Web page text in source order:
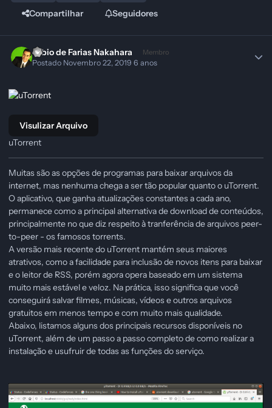
Compartilhar Seguidores
Fabio de Farias Nakahara Membro
Postado Novembro 22, 20196 anos
Visulizar Arquivo
uTorrent
Muitas são as opções de programas para baixar arquivos da
internet, mas nenhuma chega a ser tão popular quanto o uTorrent.
O aplicativo, que ganha atualizações constantes a cada ano,
permanece como a principal alternativa de download de conteúdos,
principalmente no que diz respeito à tranferência de arquivos peer-
to-peer - os famosos torrents.
A versão mais recente do uTorrent mantém seus maiores
atrativos, como a facilidade para inclusão de novos itens para baixar
e o leitor de RSS, porém agora opera baseado em um sistema
muito mais estável e veloz. Na prática, isso significa que você
conseguirá salvar filmes, músicas, vídeos e outros arquivos
gratuitos em menos tempo e com muito mais qualidade.
Abaixo, listamos alguns dos principais recursos disponíveis no
uTorrent, além de um passo a passo completo de como realizar a
instalação e usufruir de todas as funções do serviço.